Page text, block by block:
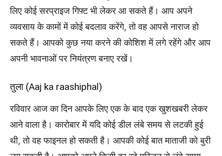
लिए कोई सरप्राइज गिफ्ट भी लेकर आ सकते हैं। आप अपने
व्यवसाय के कामों में कोई बदलाव करेंगे, तो वह आपसे नाराज हो
सकते हैं। आपको कुछ नया करने की कोशिश में लगे रहेंगे और आप
अपनी भावनाओं पर नियंत्रण बनाए रखें।
तुला (Aaj ka raashiphal)
रविवार आज का दिन आपके लिए एक के बाद एक खुशखबरी लेकर
आने वाला है। कारोबार में यदि कोई डील लंबे समय से लटकी हुई
थी, तो वह फाइनल हो सकती है। आपकी कोई बात माताजी को बुरी